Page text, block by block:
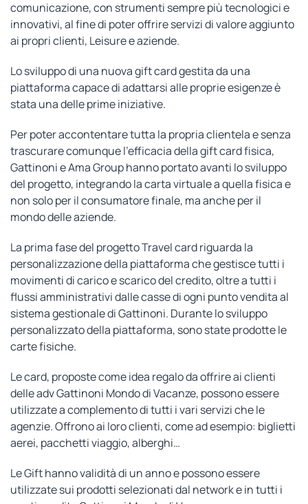
comunicazione, con strumenti sempre più tecnologici e
innovativi, al fine di poter offrire servizi di valore aggiunto
ai propri clienti, Leisure e aziende.
Lo sviluppo di una nuova gift card gestita da una
piattaforma capace di adattarsi alle proprie esigenze è
stata una delle prime iniziative.
Per poter accontentare tutta la propria clientela e senza
trascurare comunque l’efficacia della gift card fisica,
Gattinoni e Ama Group hanno portato avanti lo sviluppo
del progetto, integrando la carta virtuale a quella fisica e
non solo per il consumatore finale, ma anche per il
mondo delle aziende.
La prima fase del progetto Travel card riguarda la
personalizzazione della piattaforma che gestisce tutti i
movimenti di carico e scarico del credito, oltre a tutti i
flussi amministrativi dalle casse di ogni punto vendita al
sistema gestionale di Gattinoni. Durante lo sviluppo
personalizzato della piattaforma, sono state prodotte le
carte fisiche.
Le card, proposte come idea regalo da offrire ai clienti
delle adv Gattinoni Mondo di Vacanze, possono essere
utilizzate a complemento di tutti i vari servizi che le
agenzie. Offrono ai loro clienti, come ad esempio: biglietti
aerei, pacchetti viaggio, alberghi…
Le Gift hanno validità di un anno e possono essere
utilizzate sui prodotti selezionati dal network e in tutti i